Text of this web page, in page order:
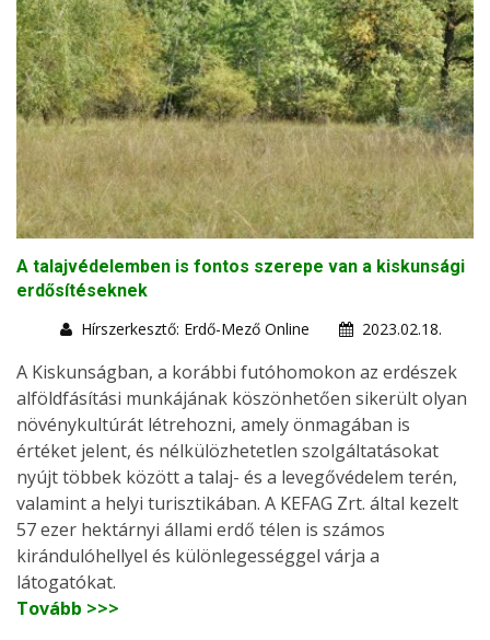
A talajvédelemben is fontos szerepe van a kiskunsági
erdősítéseknek
Hírszerkesztő: Erdő-Mező Online
2023.02.18.
A Kiskunságban, a korábbi futóhomokon az erdészek
alföldfásítási munkájának köszönhetően sikerült olyan
növénykultúrát létrehozni, amely önmagában is
értéket jelent, és nélkülözhetetlen szolgáltatásokat
nyújt többek között a talaj- és a levegővédelem terén,
valamint a helyi turisztikában. A KEFAG Zrt. által kezelt
57 ezer hektárnyi állami erdő télen is számos
kirándulóhellyel és különlegességgel várja a
látogatókat.
Tovább >>>